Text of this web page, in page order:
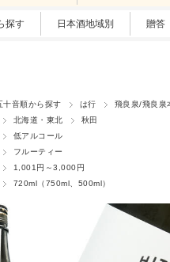
探す 日本酒地域別 贈答
十音順から探す
は行
飛良泉/飛良泉
北海道・東北
秋田
低アルコール
フルーティー
1,001円～3,000円
720ml（750ml、500ml）